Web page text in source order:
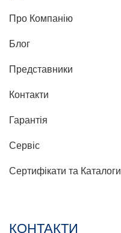
Про Компанію
Блог
Представники
Контакти
Гарантія
Сервіс
Сертифікати та Каталоги
КОНТАКТИ